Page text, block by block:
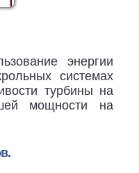
энергии
системах
турбины на
мощности на